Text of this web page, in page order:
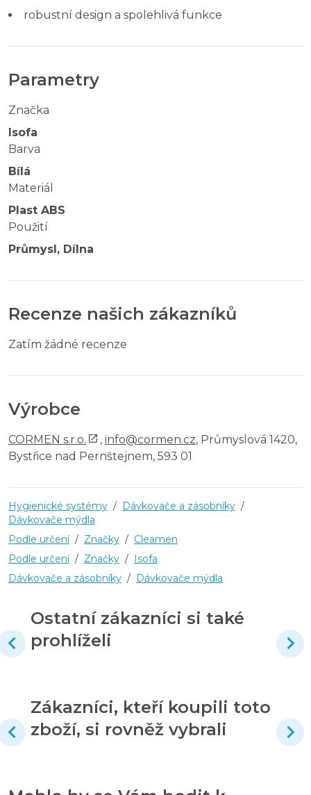
robustní design a spolehlivá funkce
Parametry
Značka
Isofa
Barva
Bílá
Materiál
Plast ABS
Použití
Průmysl, Dílna
Recenze našich zákazníků
Zatím žádné recenze
Výrobce
CORMEN s.r.o. , info@cormen.cz, Průmyslová 1420,
Bystřice nad Pernštejnem, 593 01
Hygienické systémy / Dávkovače a zásobníky /
Dávkovače mýdla
Podle určení / Značky / Cleamen
Podle určení / Značky / Isofa
Dávkovače a zásobníky / Dávkovače mýdla
Ostatní zákazníci si také
prohlíželi
Zákazníci, kteří koupili toto
zboží, si rovněž vybrali